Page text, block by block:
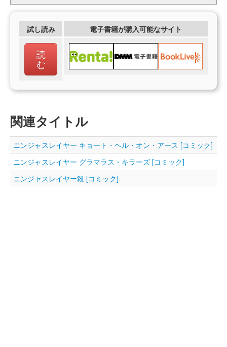
試し読み 電子書籍が購入可能なサイト
読
む
関連タイトル
ニンジャスレイヤー キョート・ヘル・オン・アース [コミック]
ニンジャスレイヤー グラマラス・キラーズ [コミック]
ニンジャスレイヤー殺 [コミック]